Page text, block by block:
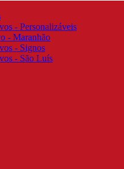
- Personalizáveis
- Maranhão
- Signos
- São Luís